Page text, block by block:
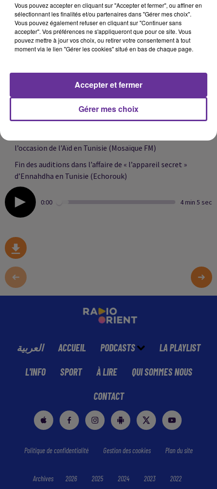
Au sommaire:
Mobilisation de 53 000 commerçants en Algérie pour
assurer les permanences de l’Aïd (Africa News)
Programme exceptionnel pour assurer la continuité du
Grâce royale accordée à 1 376 personnes à l’occasion de
Hausse continue des prix de la viande au Maroc avant et
après l’Aïd (Hespress)
l’occasion de l’Aïd en Tunisie (Mosaïque FM)
Fin des auditions dans l’affaire de « l’appareil secret »
d’Ennahdha en Tunisie (Echorouk)
0:00 4 min 5 sec
العربية ACCUEIL PODCASTS LA PLAYLIST
L'INFO SPORT À LIRE QUI SOMMES NOUS
CONTACT
Politique de confidentialité Gestion des cookies Plan du site
Archives 2026 2025 2024 2023 2022
Vous pouvez accepter en cliquant sur "Accepter et fermer", ou affiner en
sélectionnant les finalités et/ou partenaires dans "Gérer mes choix".
Vous pouvez également refuser en cliquant sur "Continuer sans
accepter". Vos préférences ne s'appliqueront que pour ce site. Vous
pouvez mettre à jour vos choix, ou retirer votre consentement à tout
moment via le lien "Gérer les cookies" situé en bas de chaque page.
Gérer mes choix
Accepter et fermer